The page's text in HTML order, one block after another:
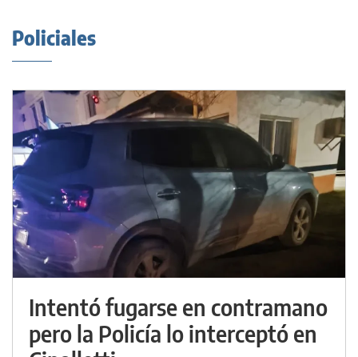
Policiales
Intentó fugarse en contramano
pero la Policía lo interceptó en